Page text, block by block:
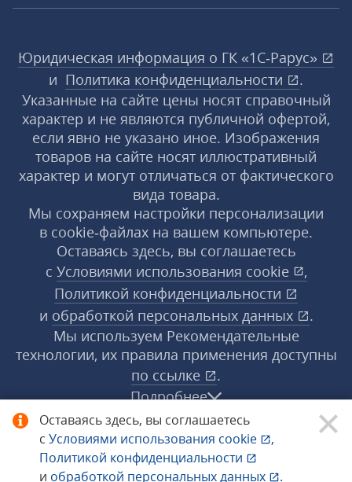
Оставаясь здесь, вы соглашаетесь
с Условиями использования cookie
,
Политикой конфиденциальности
и обработкой персональных данных .
Юридическая информация о ГК «1С‑Рарус»
и Политика конфиденциальности
.
Указанные на сайте цены носят справочный
характер и не являются публичной офертой,
если явно не указано иное. Изображения
товаров на сайте носят иллюстративный
характер и могут отличаться от фактического
вида товара.
Мы сохраняем настройки персонализации
в cookie‑файлах на вашем компьютере.
Оставаясь здесь, вы соглашаетесь
с Условиями использования cookie
,
Политикой конфиденциальности
и обработкой персональных данных
.
Мы используем Рекомендательные
технологии, их правила применения доступны
по ссылке
.
Подробнее
© 1998−2026 «1С‑Рарус» ®. Все права
защищены.